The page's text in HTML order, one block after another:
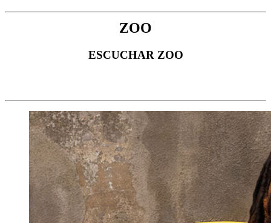
ZOO
ESCUCHAR ZOO